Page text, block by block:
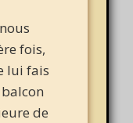
fois,
lui fais
de